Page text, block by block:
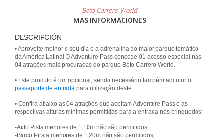
Beto Carrero World
MAS INFORMACIONES
DESCRIPCIÓN
• Aproveite melhor o seu dia e a adrenalina do maior parque temático
da América Latina! O Adventure Pass concede 01 acesso especial nas
04 atrações mais procuradas do parque Beto Carrero World.
• Este produto é um opcional, sendo necessário também adquirir o
passaporte de entrada para utilização deste.
• Confira abaixo as 04 atrações que aceitam Adventure Pass e as
respectivas alturas mínimas permitidas para a entrada nos brinquedos:
-Auto Pista menores de 1,10m não são permitidos;
-Barco Pirata menores de 1,20m não são permitidos;